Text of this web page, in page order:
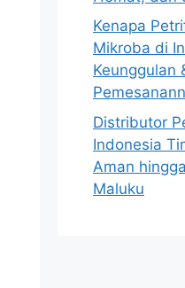
Kenapa
Mikroba di
Keunggulan
Distributor
Indonesia
Aman
Maluku